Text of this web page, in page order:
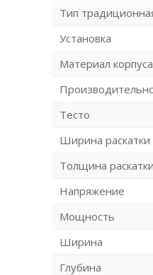
Тип
Установка
Материал
Тесто
Ширина раскатки
Толщина
Напряжение
Мощность
Ширина
Глубина